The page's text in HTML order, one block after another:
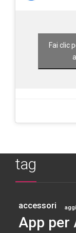
Fai clic
tag
accessori
App per